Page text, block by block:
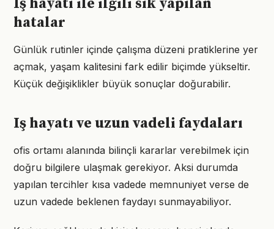
Iş hayatı ile ilgili sık yapılan
hatalar
Günlük rutinler içinde çalışma düzeni pratiklerine yer
açmak, yaşam kalitesini fark edilir biçimde yükseltir.
Küçük değişiklikler büyük sonuçlar doğurabilir.
Iş hayatı ve uzun vadeli faydaları
ofis ortamı alanında bilinçli kararlar verebilmek için
doğru bilgilere ulaşmak gerekiyor. Aksi durumda
yapılan tercihler kısa vadede memnuniyet verse de
uzun vadede beklenen faydayı sunmayabiliyor.